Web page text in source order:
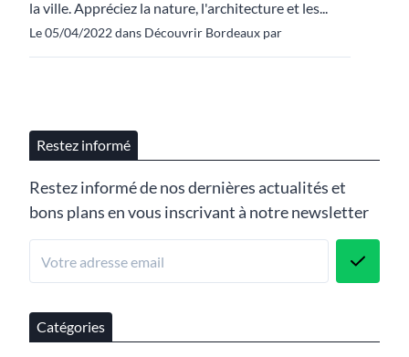
la ville. Appréciez la nature, l'architecture et les...
Le 05/04/2022 dans Découvrir Bordeaux par
Restez informé
Restez informé de nos dernières actualités et
bons plans en vous inscrivant à notre newsletter
Catégories